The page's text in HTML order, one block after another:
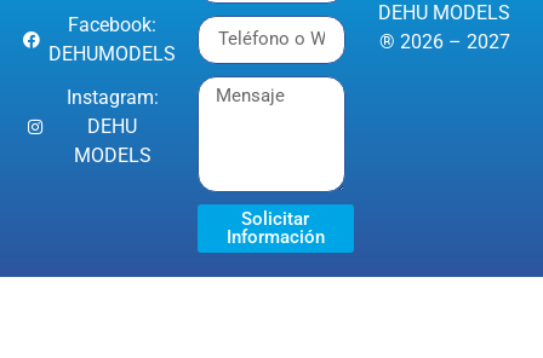
Facebook:
DEHUMODELS
Instagram:
DEHU
MODELS
Solicitar
Información
DEHU MODELS
® 2026 – 2027